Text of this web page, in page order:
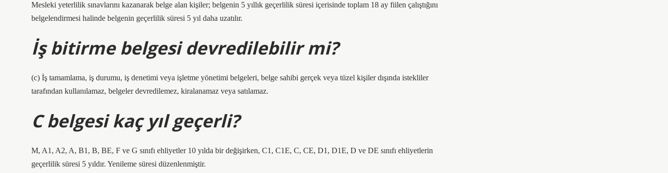
Mesleki yeterlilik sınavlarını kazanarak belge alan kişiler; belgenin 5 yıllık geçerlilik süresi içerisinde toplam 18 ay fiilen çalıştığını
belgelendirmesi halinde belgenin geçerlilik süresi 5 yıl daha uzatılır.
İş bitirme belgesi devredilebilir mi?
(c) İş tamamlama, iş durumu, iş denetimi veya işletme yönetimi belgeleri, belge sahibi gerçek veya tüzel kişiler dışında istekliler
tarafından kullanılamaz, belgeler devredilemez, kiralanamaz veya satılamaz.
C belgesi kaç yıl geçerli?
M, A1, A2, A, B1, B, BE, F ve G sınıfı ehliyetler 10 yılda bir değişirken, C1, C1E, C, CE, D1, D1E, D ve DE sınıfı ehliyetlerin
geçerlilik süresi 5 yıldır. Yenileme süresi düzenlenmiştir.